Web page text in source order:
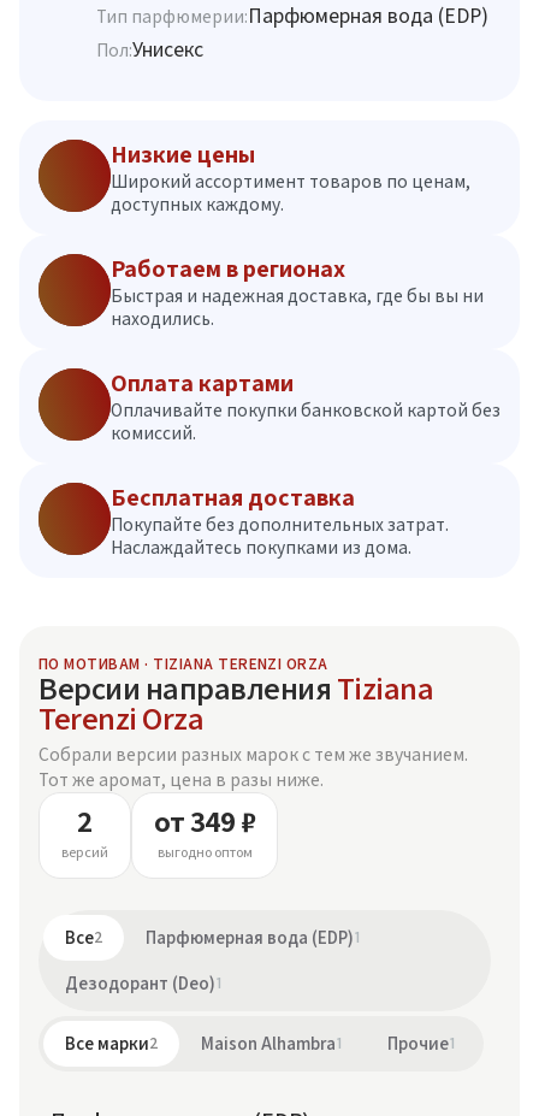
Тип парфюмерии:Парфюмерная вода (EDP)
Пол:Унисекс
Низкие цены
Широкий ассортимент товаров по ценам,
доступных каждому.
Работаем в регионах
Быстрая и надежная доставка, где бы вы ни
находились.
Оплата картами
Оплачивайте покупки банковской картой без
комиссий.
Бесплатная доставка
Покупайте без дополнительных затрат.
Наслаждайтесь покупками из дома.
ПО МОТИВАМ · TIZIANA TERENZI ORZA
Версии направления Tiziana
Terenzi Orza
Собрали версии разных марок с тем же звучанием.
Тот же аромат, цена в разы ниже.
2
версий
от 349 ₽
выгодно оптом
Все2 Парфюмерная вода (EDP)1
Дезодорант (Deo)1
Все марки2 Maison Alhambra1 Прочие1